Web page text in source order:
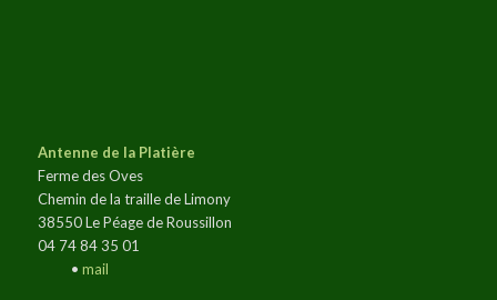
Antenne de la Platière
Ferme des Oves
Chemin de la traille de Limony
38550 Le Péage de Roussillon
04 74 84 35 01
• mail